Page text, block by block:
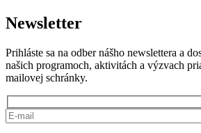
Newsletter
Prihláste sa na odber nášho newslettera a
našich programoch, aktivitách a výzvach
mailovej schránky.